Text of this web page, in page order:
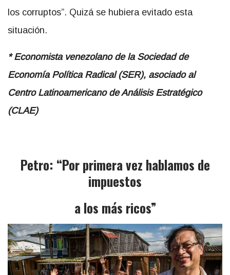
los corruptos”. Quizá se hubiera evitado esta
situación.
* Economista venezolano de la Sociedad de
Economía Política Radical (SER), asociado al
Centro Latinoamericano de Análisis Estratégico
(CLAE)
Petro: “Por primera vez hablamos de
impuestos
a los más ricos”